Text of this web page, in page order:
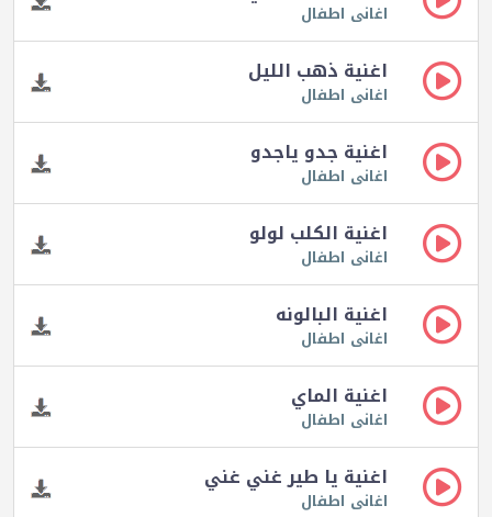
اغانى اطفال
اغنية ذهب الليل
اغانى اطفال
اغنية جدو ياجدو
اغانى اطفال
اغنية الكلب لولو
اغانى اطفال
اغنية البالونه
اغانى اطفال
اغنية الماي
اغانى اطفال
اغنية يا طير غني غني
اغانى اطفال